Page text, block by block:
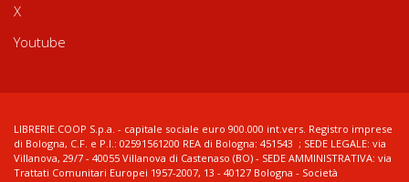
X
Youtube
LIBRERIE.COOP S.p.a. - capitale sociale euro 900.000 int.vers. Registro imprese
di Bologna, C.F. e P.I.: 02591561200 REA di Bologna: 451543 ; SEDE LEGALE: via
Villanova, 29/7 - 40055 Villanova di Castenaso (BO) - SEDE AMMINISTRATIVA: via
Trattati Comunitari Europei 1957-2007, 13 - 40127 Bologna - Società